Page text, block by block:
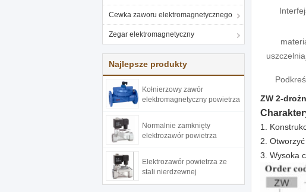
Cewka zaworu elektromagnetycznego
Zegar elektromagnetyczny
Najlepsze produkty
Kołnierzowy zawór
elektromagnetyczny powietrza
Normalnie zamknięty
elektrozawór powietrza
Elektrozawór powietrza ze
stali nierdzewnej
ZW 2-
1.
2.
3. Wysoka